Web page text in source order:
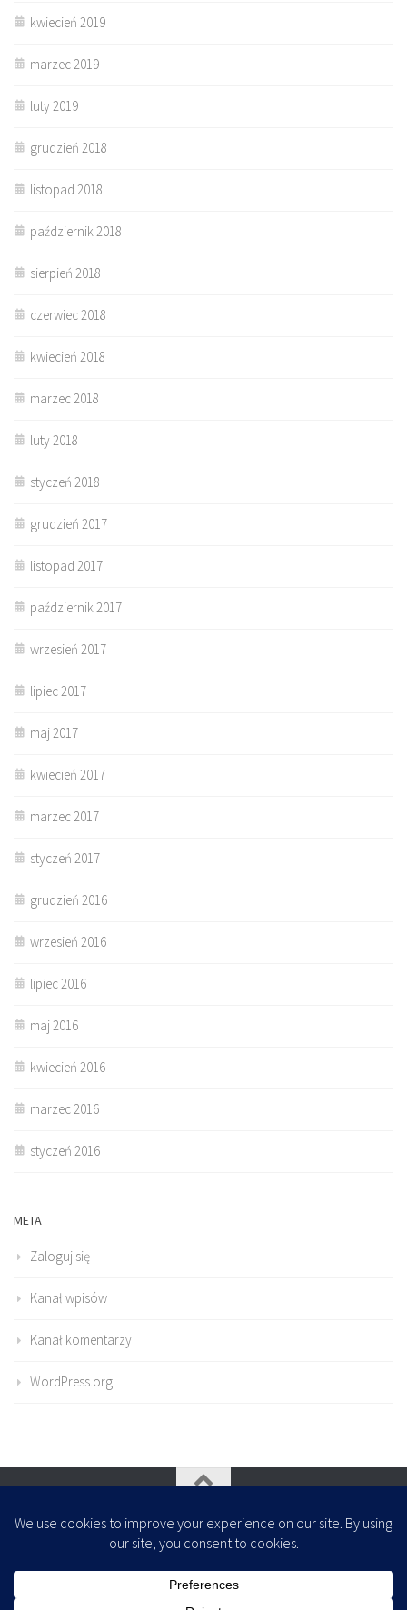
kwiecień 2019
marzec 2019
luty 2019
grudzień 2018
listopad 2018
październik 2018
sierpień 2018
czerwiec 2018
kwiecień 2018
marzec 2018
luty 2018
styczeń 2018
grudzień 2017
listopad 2017
październik 2017
wrzesień 2017
lipiec 2017
maj 2017
kwiecień 2017
marzec 2017
styczeń 2017
grudzień 2016
wrzesień 2016
lipiec 2016
maj 2016
kwiecień 2016
marzec 2016
styczeń 2016
META
Zaloguj się
Kanał wpisów
Kanał komentarzy
WordPress.org
- Zaprojektowany z